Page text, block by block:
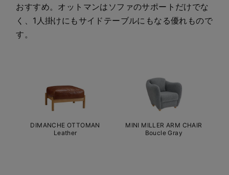
おすすめ。オットマンはソファのサポートだけでな
く、1人掛けにもサイドテーブルにもなる優れもので
す。
DIMANCHE OTTOMAN
Leather
MINI MILLER ARM CHAIR
Boucle Gray